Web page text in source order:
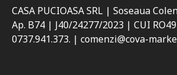
CASA PUCIOASA SRL | Soseaua
Ap. B74 | J40/24277/2023 | CUI
0737.941.373. | comenzi@cova-